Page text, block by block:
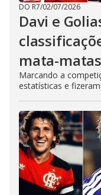
DO R7/02/07/2026
Davi e
mata-
Marcando a
estatísticas e